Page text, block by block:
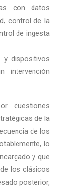
con datos
control de la
de ingesta
y dispositivos
intervención
cuestiones
de la
de los
lo
y que
los clásicos
posterior,